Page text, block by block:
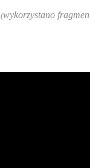
(wykorzystano